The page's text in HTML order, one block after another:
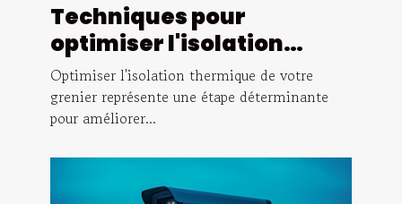
Techniques pour
optimiser l'isolation
thermique de votre
grenier
Optimiser l'isolation thermique de votre
grenier représente une étape déterminante
pour améliorer...